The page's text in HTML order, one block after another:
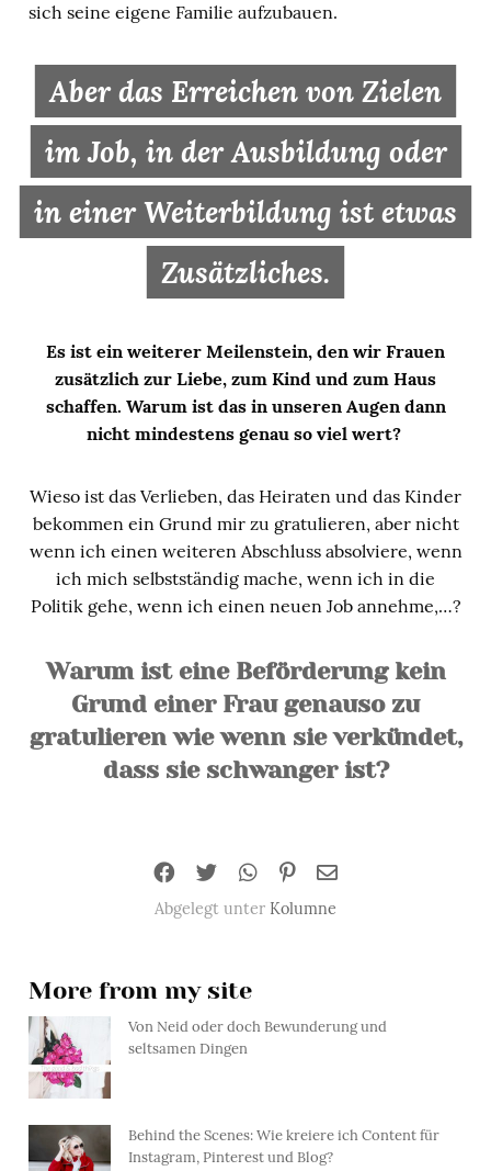
sich seine eigene Familie aufzubauen.
Aber das Erreichen von Zielen
im Job, in der Ausbildung oder
in einer Weiterbildung ist etwas
Zusätzliches.
Es ist ein weiterer Meilenstein, den wir Frauen
zusätzlich zur Liebe, zum Kind und zum Haus
schaffen. Warum ist das in unseren Augen dann
nicht mindestens genau so viel wert?
Wieso ist das Verlieben, das Heiraten und das Kinder
bekommen ein Grund mir zu gratulieren, aber nicht
wenn ich einen weiteren Abschluss absolviere, wenn
ich mich selbstständig mache, wenn ich in die
Politik gehe, wenn ich einen neuen Job annehme,…?
Warum ist eine Beförderung kein
Grund einer Frau genauso zu
gratulieren wie wenn sie verkündet,
dass sie schwanger ist?
Abgelegt unter Kolumne
More from my site
Von Neid oder doch Bewunderung und
seltsamen Dingen
Behind the Scenes: Wie kreiere ich Content für
Instagram, Pinterest und Blog?